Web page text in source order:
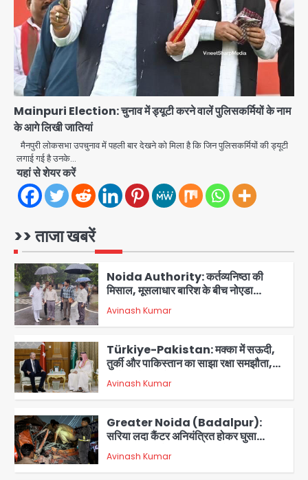
Mainpuri Election: चुनाव में ड्यूटी करने वालें पुलिसकर्मियों के नाम
के आगे लिखी जातियां
मैनपुरी लोकसभा उपचुनाव में पहली बार देखने को मिला है कि जिन पुलिसकर्मियों की ड्यूटी
लगाई गई है उनके…
यहां से शेयर करें
>> ताजा खबरें
3
जानें इसके मायने
Avinash Kumar
4
Greater Noida (Badalpur):
सरिया लदा कैंटर अनियंत्रित होकर घुसा
किराना दुकान में , ड्राइवर की मौत
Avinash Kumar
5
एक्टिंग डेब्यू फिल्म विजुअली स्ट्राइकिंग लेकिन
1
Felix Hospital Noida: फेलिक्स
2
Noida Authority: कर्तव्यनिष्ठा की
मिसाल, मूसलाधार बारिश के बीच नोएडा
प्राधिकरण ने संभाला मोर्चा, सेक्टर 105
आरडब्ल्यूए ने जताया आभार
Avinash Kumar
3
Türkiye-Pakistan: मक्का में सऊदी,
तुर्की और पाकिस्तान का साझा रक्षा समझौता,
जानें इसके मायने
Avinash Kumar
4
Greater Noida (Badalpur):
सरिया लदा कैंटर अनियंत्रित होकर घुसा
किराना दुकान में , ड्राइवर की मौत
Avinash Kumar